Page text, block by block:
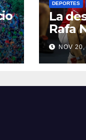
DEPORTES
La
Rafa
NOV